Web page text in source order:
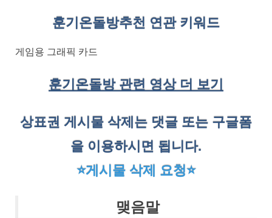
훈기온돌방추천 연관 키워드
게임용 그래픽 카드
훈기온돌방 관련 영상 더 보기
상표권 게시물 삭제는 댓글 또는 구글폼
을 이용하시면 됩니다.
⭐게시물 삭제 요청⭐
맺음말